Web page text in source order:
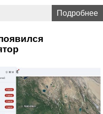
Подробнее